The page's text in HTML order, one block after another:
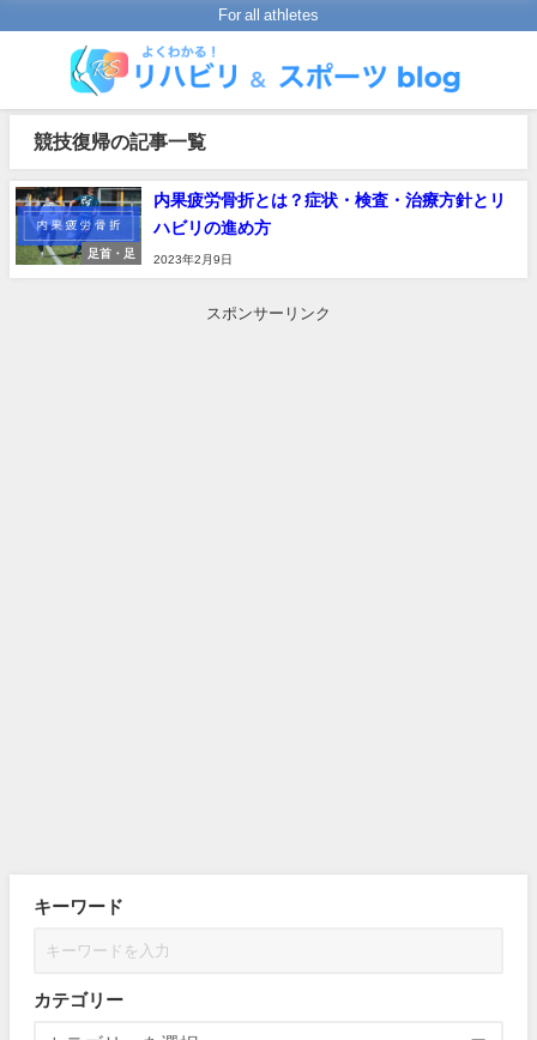
For all athletes
競技復帰の記事一覧
足首・足
内果疲労骨折とは？症状・検査・治療方針とリ
ハビリの進め方
2023年2月9日
スポンサーリンク
キーワード
カテゴリー